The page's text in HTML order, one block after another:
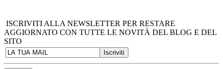
ISCRIVITI ALLA NEWSLETTER PER RESTARE
AGGIORNATO CON TUTTE LE NOVITÀ DEL BLOG E DEL
SITO